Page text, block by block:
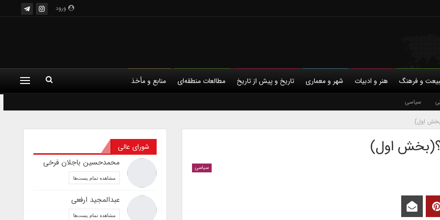
ورود
ما حمایت مالیسیاسی
و فرهنگ هنر و ادبیات شهر و معماری تاریخ و پیش از تاریخ مطالعات منطقه‌ای منابع و مأخذ
اول)
اول)
سیاسی
شورای عالی
محمدحسین باجلان فرخی
مشاهده تمام پست‌ها
عبدالمجید ارفعی
مشاهده تمام پست‌ها